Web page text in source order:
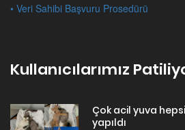
• Veri Sahibi Başvuru Prosedürü
Kullanıcılarımız
Çok acil yuva
yapıldı